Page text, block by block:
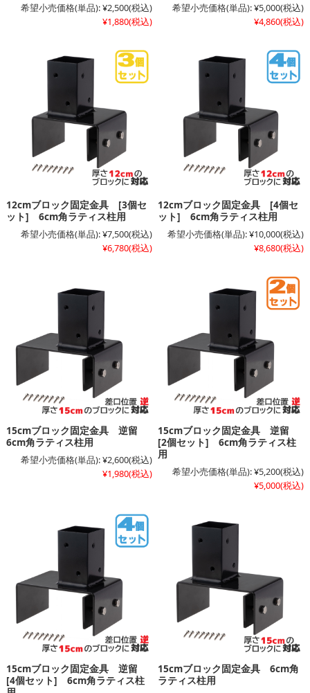
希望小売価格(単品):¥2,500(税込)
¥1,880(税込)
希望小売価格(単品):¥5,000(税込)
¥4,860(税込)
12cmブロック固定金具 [3個セ
ット] 6cm角ラティス柱用
希望小売価格(単品):¥7,500(税込)
¥6,780(税込)
12cmブロック固定金具 [4個セ
ット] 6cm角ラティス柱用
希望小売価格(単品):¥10,000(税込)
¥8,680(税込)
15cmブロック固定金具 逆留
6cm角ラティス柱用
希望小売価格(単品):¥2,600(税込)
¥1,980(税込)
15cmブロック固定金具 逆留
[2個セット] 6cm角ラティス柱
用
希望小売価格(単品):¥5,200(税込)
¥5,000(税込)
15cmブロック固定金具 逆留
[4個セット] 6cm角ラティス柱
15cmブロック固定金具 6cm角
ラティス柱用